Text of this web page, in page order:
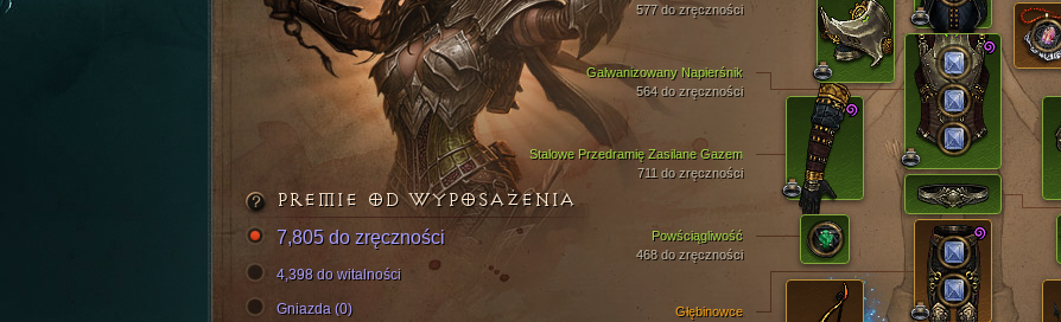
Galwanizowany Napierśnik
564 do zręczności
Stalowe Przedramię Zasilane Gazem
711 do zręczności
577 do zręczności
Głębinowce
Powściągliwość
468 do zręczności
PREMIE OD WYPOSAŻENIA
7,805 do zręczności
4,398 do witalności
Gniazda (0)